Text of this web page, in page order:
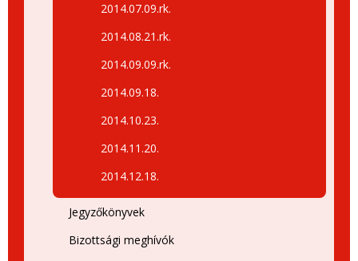
2014.07.09.rk.
2014.08.21.rk.
2014.09.09.rk.
2014.09.18.
2014.10.23.
2014.11.20.
2014.12.18.
Jegyzőkönyvek
Bizottsági meghívók